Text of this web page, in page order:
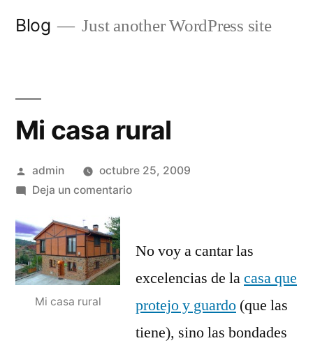
Blog Just another WordPress site
Mi casa rural
Publicado
por
admin
octubre 25, 2009
Deja un comentarioen
rural
Mi casa rural
No voy a cantar las
excelencias de lacasa que
protejo y guardo (que las
tiene), sino las bondades